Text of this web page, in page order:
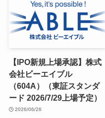
【IPO新規上場承認】株式
会社ビーエイブル
（604A）（東証スタンダ
ード 2026/7/29上場予定）
2026/06/26